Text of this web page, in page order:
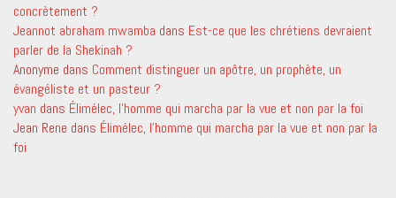
concrètement ?
Jeannot abraham mwamba dans Est-ce que les chrétiens devraient
parler de la Shekinah ?
Anonyme dans Comment distinguer un apôtre, un prophète, un
évangéliste et un pasteur ?
yvan dans Élimélec, l’homme qui marcha par la vue et non par la foi
Jean Rene dans Élimélec, l’homme qui marcha par la vue et non par la
foi